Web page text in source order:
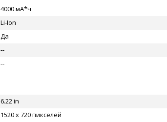
4000 мА*ч
Li-Ion
Да
--
--
6.22 in
1520 x 720 пикселей